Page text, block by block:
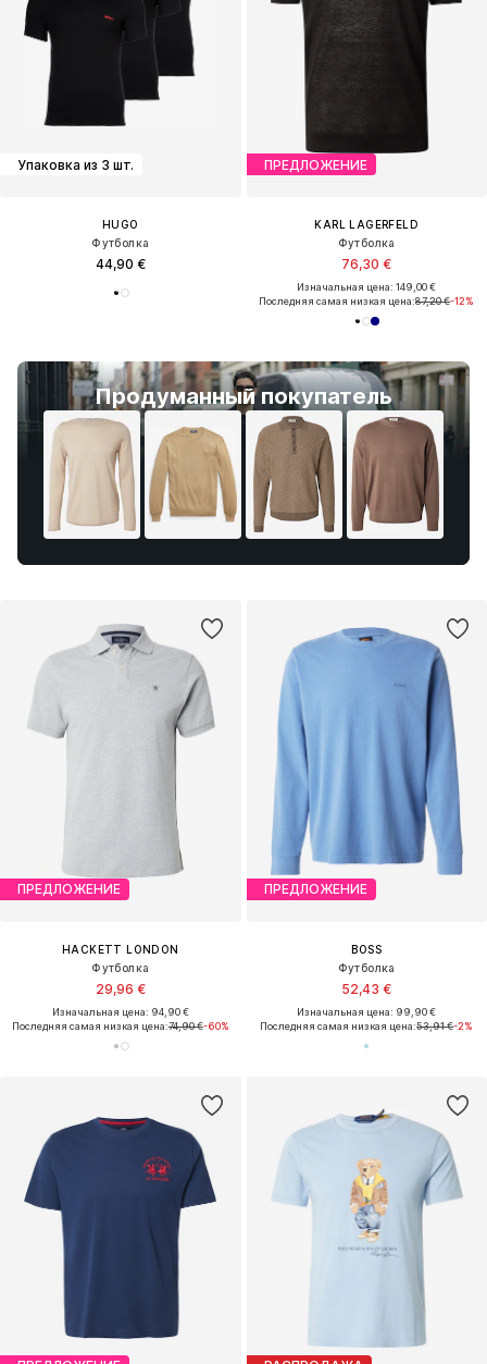
Упаковка из 3 шт.
HUGO
Футболка
44,90 €
Продуманный покупатель
ПРЕДЛОЖЕНИЕ
KARL LAGERFELD
Футболка
76,30 €
Изначальная цена: 149,00 €
Последняя самая низкая цена:87,20 €-12%
ПРЕДЛОЖЕНИЕ
HACKETT LONDON
Футболка
29,96 €
Изначальная цена: 94,90 €
Последняя самая низкая цена:74,90 €-60%
ПРЕДЛОЖЕНИЕ
BOSS
Футболка
52,43 €
Изначальная цена: 99,90 €
Последняя самая низкая цена:53,91 €-2%